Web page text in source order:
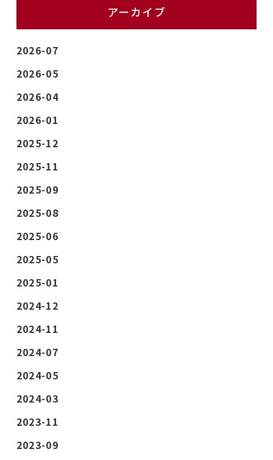
アーカイブ
2026-07
2026-05
2026-04
2026-01
2025-12
2025-11
2025-09
2025-08
2025-06
2025-05
2025-01
2024-12
2024-11
2024-07
2024-05
2024-03
2023-11
2023-09